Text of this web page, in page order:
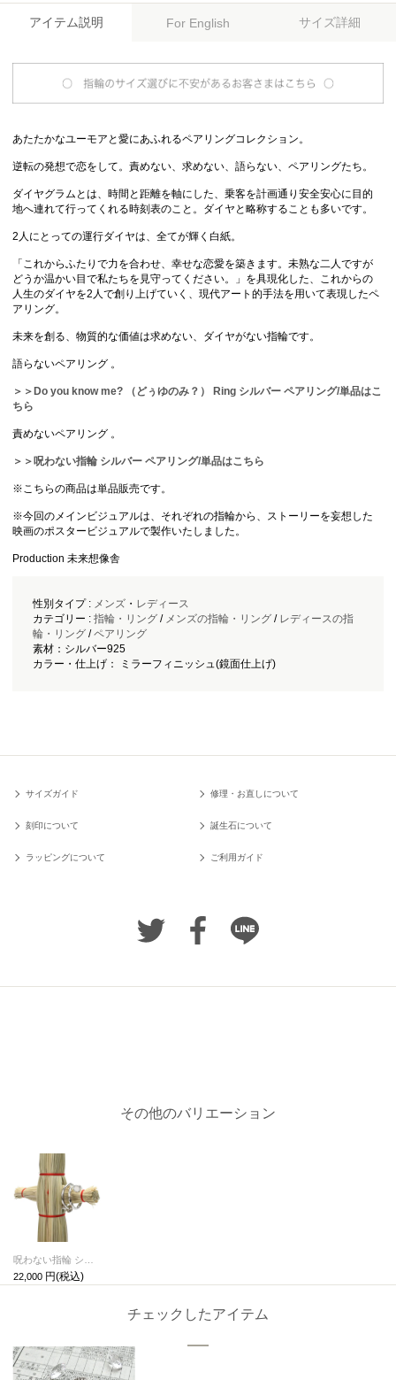
アイテム説明 For English サイズ詳細
あたたかなユーモアと愛にあふれるペアリングコレクション。
逆転の発想で恋をして。責めない、求めない、語らない、ペアリングたち。
ダイヤグラムとは、時間と距離を軸にした、乗客を計画通り安全安心に目的
地へ連れて行ってくれる時刻表のこと。ダイヤと略称することも多いです。
2人にとっての運行ダイヤは、全てが輝く白紙。
「これからふたりで力を合わせ、幸せな恋愛を築きます。未熟な二人ですが
どうか温かい目で私たちを見守ってください。」を具現化した、これからの
人生のダイヤを2人で創り上げていく、現代アート的手法を用いて表現したペ
アリング。
未来を創る、物質的な価値は求めない、ダイヤがない指輪です。
語らないペアリング 。
＞＞Do you know me? （どぅゆのみ？） Ring シルバー ペアリング/単品はこ
ちら
責めないペアリング 。
＞＞呪わない指輪 シルバー ペアリング/単品はこちら
※こちらの商品は単品販売です。
※今回のメインビジュアルは、それぞれの指輪から、ストーリーを妄想した
映画のポスタービジュアルで製作いたしました。
Production 未来想像舎
性別タイプ : メンズ・ レディース
カテゴリー : 指輪・リング/ メンズの指輪・リング/ レディースの指
輪・リング/ペアリング
素材：シルバー925
カラー・仕上げ： ミラーフィニッシュ(鏡面仕上げ)
サイズガイド 修理・お直しについて
刻印について 誕生石について
ラッピングについて ご利用ガイド
その他のバリエーション
22,000
チェックしたアイテム